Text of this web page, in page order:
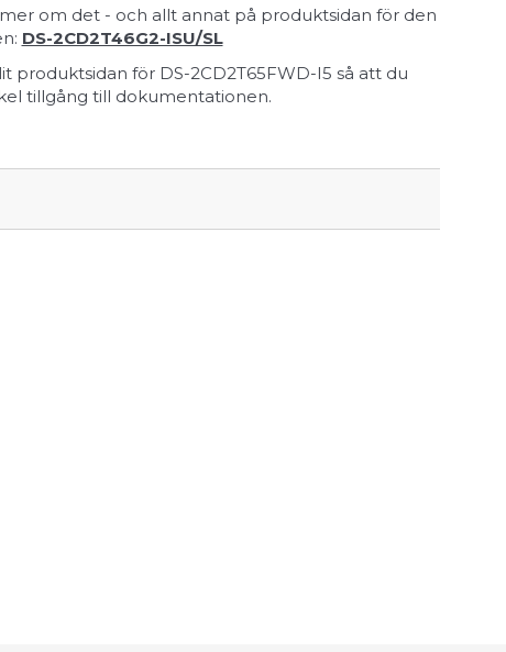
om det - och allt annat på produktsidan för den
DS-2CD2T46G2-ISU/SL
produktsidan för DS-2CD2T65FWD-I5 så att du
tillgång till dokumentationen.